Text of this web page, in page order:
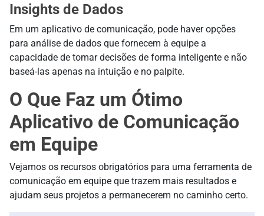
Insights de Dados
Em um aplicativo de comunicação, pode haver opções
para análise de dados que fornecem à equipe a
capacidade de tomar decisões de forma inteligente e não
baseá-las apenas na intuição e no palpite.
O Que Faz um Ótimo
Aplicativo de Comunicação
em Equipe
Vejamos os recursos obrigatórios para uma ferramenta de
comunicação em equipe que trazem mais resultados e
ajudam seus projetos a permanecerem no caminho certo.